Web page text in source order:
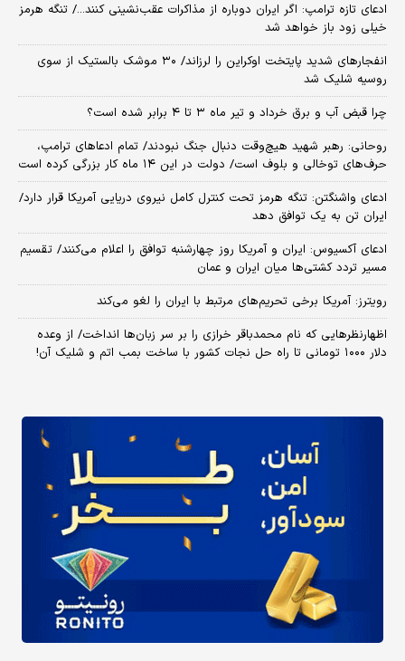
ادعای تازه ترامپ: اگر ایران دوباره از مذاکرات عقب‌نشینی کنند.../ تنگه هرمز
خیلی زود باز خواهد شد
انفجارهای شدید پایتخت اوکراین را لرزاند/ ۳۰ موشک بالستیک از سوی
روسیه شلیک شد
چرا قبض آب و برق خرداد و تیر ماه ۳ تا ۴ برابر شده است؟
روحانی: رهبر شهید هیچ‌وقت دنبال جنگ نبودند/ تمام ادعاهای ترامپ،
حرف‌های توخالی و بلوف است/ دولت در این ۱۴ ماه کار بزرگی کرده است
ادعای واشنگتن: تنگه هرمز تحت کنترل کامل نیروی دریایی آمریکا قرار دارد/
ایران تن به یک توافق دهد
ادعای آکسیوس: ایران و آمریکا روز چهارشنبه توافق را اعلام می‌کنند/ تقسیم
مسیر تردد کشتی‌ها میان ایران و عمان
رویترز: آمریکا برخی تحریم‌های مرتبط با ایران را لغو می‌کند
اظهارنظرهایی که نام محمدباقر خرازی را بر سر زبان‌ها انداخت/ از وعده
دلار ۱۰۰۰ تومانی تا راه حل نجات کشور با ساخت بمب اتم و شلیک آن!